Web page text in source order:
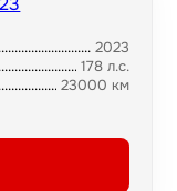
2023
178 л.с.
23000 км